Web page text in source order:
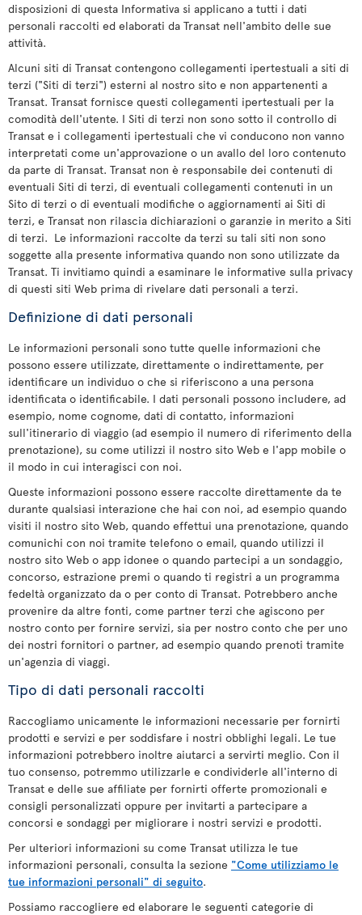
disposizioni di questa Informativa si applicano a tutti i dati
personali raccolti ed elaborati da Transat nell'ambito delle sue
attività.
Alcuni siti di Transat contengono collegamenti ipertestuali a siti di
terzi ("Siti di terzi") esterni al nostro sito e non appartenenti a
Transat. Transat fornisce questi collegamenti ipertestuali per la
comodità dell'utente. I Siti di terzi non sono sotto il controllo di
Transat e i collegamenti ipertestuali che vi conducono non vanno
interpretati come un'approvazione o un avallo del loro contenuto
da parte di Transat. Transat non è responsabile dei contenuti di
eventuali Siti di terzi, di eventuali collegamenti contenuti in un
Sito di terzi o di eventuali modifiche o aggiornamenti ai Siti di
terzi, e Transat non rilascia dichiarazioni o garanzie in merito a Siti
di terzi. Le informazioni raccolte da terzi su tali siti non sono
soggette alla presente informativa quando non sono utilizzate da
Transat. Ti invitiamo quindi a esaminare le informative sulla privacy
di questi siti Web prima di rivelare dati personali a terzi.
Definizione di dati personali
Le informazioni personali sono tutte quelle informazioni che
possono essere utilizzate, direttamente o indirettamente, per
identificare un individuo o che si riferiscono a una persona
identificata o identificabile. I dati personali possono includere, ad
esempio, nome cognome, dati di contatto, informazioni
sull'itinerario di viaggio (ad esempio il numero di riferimento della
prenotazione), su come utilizzi il nostro sito Web e l'app mobile o
il modo in cui interagisci con noi.
Queste informazioni possono essere raccolte direttamente da te
durante qualsiasi interazione che hai con noi, ad esempio quando
visiti il nostro sito Web, quando effettui una prenotazione, quando
comunichi con noi tramite telefono o email, quando utilizzi il
nostro sito Web o app idonee o quando partecipi a un sondaggio,
concorso, estrazione premi o quando ti registri a un programma
fedeltà organizzato da o per conto di Transat. Potrebbero anche
provenire da altre fonti, come partner terzi che agiscono per
nostro conto per fornire servizi, sia per nostro conto che per uno
dei nostri fornitori o partner, ad esempio quando prenoti tramite
un'agenzia di viaggi.
Tipo di dati personali raccolti
Raccogliamo unicamente le informazioni necessarie per fornirti
prodotti e servizi e per soddisfare i nostri obblighi legali. Le tue
informazioni potrebbero inoltre aiutarci a servirti meglio. Con il
tuo consenso, potremmo utilizzarle e condividerle all'interno di
Transat e delle sue affiliate per fornirti offerte promozionali e
consigli personalizzati oppure per invitarti a partecipare a
concorsi e sondaggi per migliorare i nostri servizi e prodotti.
Per ulteriori informazioni su come Transat utilizza le tue
informazioni personali, consulta la sezione "Come utilizziamo le
tue informazioni personali" di seguito.
Possiamo raccogliere ed elaborare le seguenti categorie di